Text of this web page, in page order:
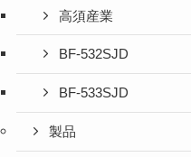
高須産業
BF-532SJD
BF-533SJD
製品